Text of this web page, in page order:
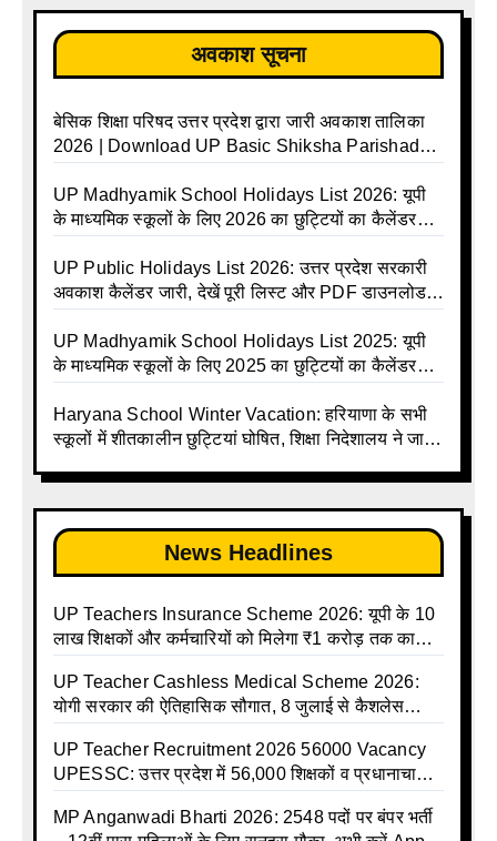
अवकाश सूचना
बेसिक शिक्षा परिषद उत्तर प्रदेश द्वारा जारी अवकाश तालिका
2026 | Download UP Basic Shiksha Parishad
Basic School Avkash Talika UP 2026 | UP Basic
Shiksha Parishad Avkash Talika 2026 | UP
Calendar List 2026
UP Madhyamik School Holidays List 2026: यूपी
के माध्यमिक स्कूलों के लिए 2026 का छुट्टियों का कैलेंडर
Talika | UP Madhyamik Avkash Talika 2026 | UP
Madhyamik School avkash suchi | UP
Holiday Calendar | Madhyamik School Holidays
List 2026
UP Public Holidays List 2026: उत्तर प्रदेश सरकारी
अवकाश कैलेंडर जारी, देखें पूरी लिस्ट और PDF डाउनलोड
talika | Sarkari Avkash Talika | Up Holidays List |
Holidays Calendar
UP Madhyamik School Holidays List 2025: यूपी
के माध्यमिक स्कूलों के लिए 2025 का छुट्टियों का कैलेंडर
Talika | Up Madhyamik Avkash Talika 2025 | UP
Madhyamik School avkash suchi | UP
holiday calendar | Madhyamik School Holidays
List 2025
Haryana School Winter Vacation: हरियाणा के सभी
स्कूलों में शीतकालीन छुट्टियां घोषित, शिक्षा निदेशालय ने जारी
News Headlines
UP Teachers Insurance Scheme 2026: यूपी के 10
लाख शिक्षकों और कर्मचारियों को मिलेगा ₹1 करोड़ तक का
UP Teacher Cashless Medical Scheme 2026:
योगी सरकार की ऐतिहासिक सौगात, 8 जुलाई से कैशलेस
UP Teacher Recruitment 2026 56000 Vacancy
UPESSC: उत्तर प्रदेश में 56,000 शिक्षकों व प्रधानाचार्यों
MP Anganwadi Bharti 2026: 2548 पदों पर बंपर भर्ती